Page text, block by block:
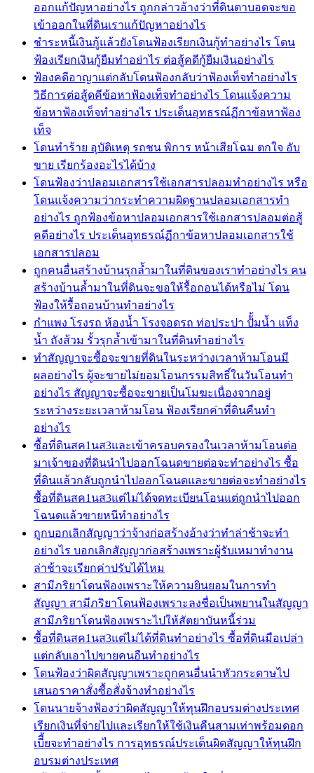
ออกแก้ปัญหาอย่างไร ถูกกล่าวอ้างว่าที่ดินตาบอดจะขอ
เข้าออกในที่ดินเราแก้ปัญหาอย่างไร
ชำระหนี้เงินกู้แล้วยังโดนฟ้องเรียกเงินกู้ทำอย่างไร โดน
ฟ้องเรียกเงินกู้ยืมทำอย่าไร ต่อสู้คดีกู้ยืมเงินอย่างไร
ฟ้องคดีอาญาแต่กลับโดนฟ้องกลับว่าฟ้องเท็จทำอย่างไร
วิธีการต่อสู้ดคีข้อหาฟ้องเท็จทำอย่างไร โดนแจ้งความ
ข้อหาฟ้องเท็จทำอย่างไร ประเด็นอุทธรณ์ฏีกาข้อหาฟ้อง
เท็จ
โดนทำร้าย อุบัติเหตุ รถชน พิการ หน้าเสียโฉม ตกใจ อับ
ขาย เรียกร้องอะไรได้บ้าง
โดนฟ้องว่าปลอมเอกสารใช้เอกสารปลอมทำอย่างไร หรือ
โดนแจ้งความว่ากระทำความผิดฐานปลอมเอกสารทำ
อย่างไร ถูกฟ้องข้อหาปลอมเอกสารใช้เอกสารปลอมต่อสู้
คดีอย่างไร ประเด็นอุทธรณ์ฏีกาข้อหาปลอมเอกสารใช้
เอกสารปลอม
ถูกคนอื่นสร้างบ้านรุกล้ำมาในที่ดินของเราทำอย่างไร คน
สร้างบ้านล้ำมาในที่ดินจะขอให้รื้อถอนได้หรือไม่ โดน
ฟ้องให้รื้อถอนบ้านทำอย่างไร
กำแพง โรงรถ ห้องน้ำ โรงจอดรถ ท่อประปา ปัั้มน้ำ แท็ง
น้ำ ถังส้วม รั้วรุกล้ำเข้ามาในที่ดินทำอย่างไร
ทำสัญญาจะซื้อจะขายที่ดินในระหว่างเวลาห้ามโอนมี
ผลอย่างไร ผู้จะขายไม่ยอมโอนกรรมสิทธิ์ในวันโอนทำ
อย่างไร สัญญาจะซื้อจะขายเป็นโมฆะเนื่องจากอยู่
ระหว่างระยะเวลาห้ามโอน ฟ้องเรียกค่าที่ดินคืนทำ
อย่างไร
ซื้อที่ดินสค1นส3และเข้าครอบครองในเวลาห้ามโอนต่อ
มาเจ้าของที่ดินนำไปออกโฉนดขายต่อจะทำอย่างไร ซื้อ
ที่ดินแล้วกลับถูกนำไปออกโฉนดและขายต่อจะทำอย่างไร
ซื้อที่ดินสค1นส3แต่ไม่ได้จดทะเบียนโอนแต่ถูกนำไปออก
โฉนดแล้วขายหนีทำอย่างไร
ถูกบอกเลิกสัญญาว่าจ้างก่อสร้างอ้างว่าทำล่าช้าจะทำ
อย่างไร บอกเลิกสัญญาก่อสร้างเพราะผู้รับเหมาทำงาน
ล่าช้าจะเรียกค่าปรับได้ไหม
สามีภริยาโดนฟ้องเพราะให้ความยินยอมในการทำ
สัญญา สามีภริยาโดนฟ้องเพราะลงชื่อเป็นพยานในสัญญา
สามีภริยาโดนฟ้องเพราะไปให้สัตยาบันหนี้ร่วม
ซื้อที่ดินสค1นส3แต่ไม่ได้ที่ดินทำอย่างไร ซื้อที่ดินมือเปล่า
แต่กลับเอาไปขายคนอืนทำอย่างไร
โดนฟ้องว่าผิดสัญญาเพราะถูกคนอื่นนำหัวกระดาษไป
เสนอราคาสั่งซื้อสั่งจ้างทำอย่างไร
โดนนายจ้างฟ้องว่าผิดสัญญาให้ทุนฝึกอบรมต่างประเทศ
เรียกเงินที่จ่ายไปและเรียกให้ใช้เงินคืนสามเท่าพร้อมดอก
เบีี้ยจะทำอย่างไร การอุทธรณ์ประเด็นผิดสัญญาให้ทุนฝึก
อบรมต่างประเทศ